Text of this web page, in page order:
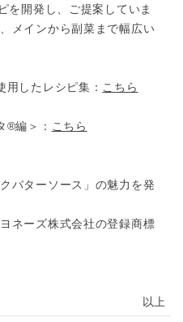
を開発し、ご提案していま
メインから副菜まで幅広い
したレシピ集： こちら
®編＞： こちら
バターソース」の魅力を発
ネーズ株式会社の登録商標
以上